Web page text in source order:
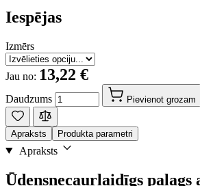
Iespējas
Izmērs
Jau no: 13,22 €
Daudzums Pievienot grozam
Apraksts Produkta parametri
Apraksts
Ūdensnecaurlaidīgs